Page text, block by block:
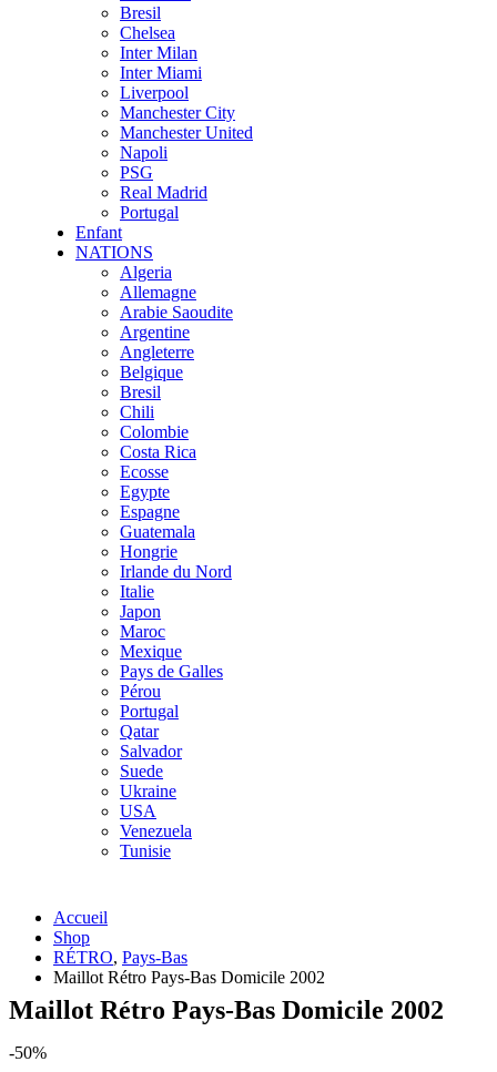
Bresil
Chelsea
Inter Milan
Inter Miami
Liverpool
Manchester City
Manchester United
Napoli
PSG
Real Madrid
Portugal
Enfant
NATIONS
Algeria
Allemagne
Arabie Saoudite
Argentine
Angleterre
Belgique
Bresil
Chili
Colombie
Costa Rica
Ecosse
Egypte
Espagne
Guatemala
Hongrie
Irlande du Nord
Italie
Japon
Maroc
Mexique
Pays de Galles
Pérou
Portugal
Qatar
Salvador
Suede
Ukraine
USA
Venezuela
Tunisie
Accueil
Shop
RÉTRO, Pays-Bas
Maillot Rétro Pays-Bas Domicile 2002
Maillot Rétro Pays-Bas Domicile 2002
-50%